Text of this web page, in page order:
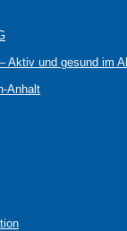
Aktiv und gesund im
Anhalt